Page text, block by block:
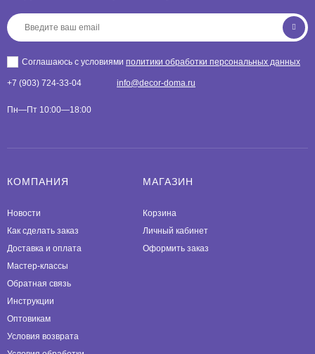
Соглашаюсь с условиями политики обработки персональных данных
+7 (903) 724-33-04 info@decor-doma.ru
Пн—Пт 10:00—18:00
КОМПАНИЯ
Новости
Как сделать заказ
Доставка и оплата
Мастер-классы
Обратная связь
Инструкции
Оптовикам
Условия возврата
МАГАЗИН
Корзина
Личный кабинет
Оформить заказ